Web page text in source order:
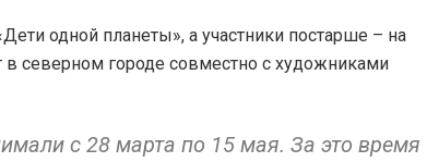
одной планеты», а участники постарше – на
северном городе совместно с художниками
с 28 марта по 15 мая. За это время